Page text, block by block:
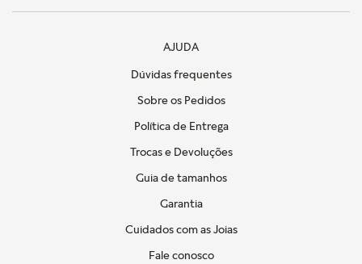
AJUDA
Dúvidas frequentes
Sobre os Pedidos
Política de Entrega
Trocas e Devoluções
Guia de tamanhos
Garantia
Cuidados com as Joias
Fale conosco